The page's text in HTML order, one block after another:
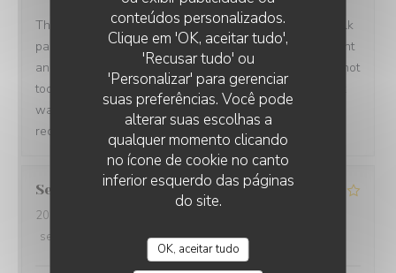
conteúdos personalizados.
Clique em 'OK, aceitar tudo',
'Recusar tudo' ou
'Personalizar' para gerenciar
suas preferências. Você pode
alterar suas escolhas a
qualquer momento clicando
no ícone de cookie no canto
inferior esquerdo das páginas
do site.
OK, aceitar tudo
This popular and tiny restaurant is on the first floor (walk
past the kitchen and up the stairs). Service was excellent
and friendly. The food was delicious - complex spices, not
too hot and great flavours. One minor comment is that it
was cold - other customers found this as well. Highly
recommended!
Severine G
2025-12-03
service
ambience:4/5 menu:5/5 quality_price